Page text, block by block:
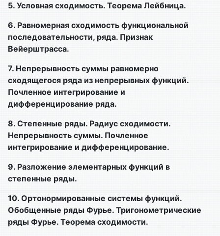
5. Условная сходимость. Теорема Лейбница.
6. Равномерная сходимость функциональной
последовательности, ряда. Признак
Вейерштрасса.
7. Непрерывность суммы равномерно
сходящегося ряда из непрерывных функций.
Почленное интегрирование и
дифференцирование ряда.
8. Степенные ряды. Радиус сходимости.
Непрерывность суммы. Почленное
интегрирование и дифференцирование.
9. Разложение элементарных функций в
степенные ряды.
10. Ортонормированные системы функций.
Обобщенные ряды Фурье. Тригонометрические
ряды Фурье. Теорема сходимости.